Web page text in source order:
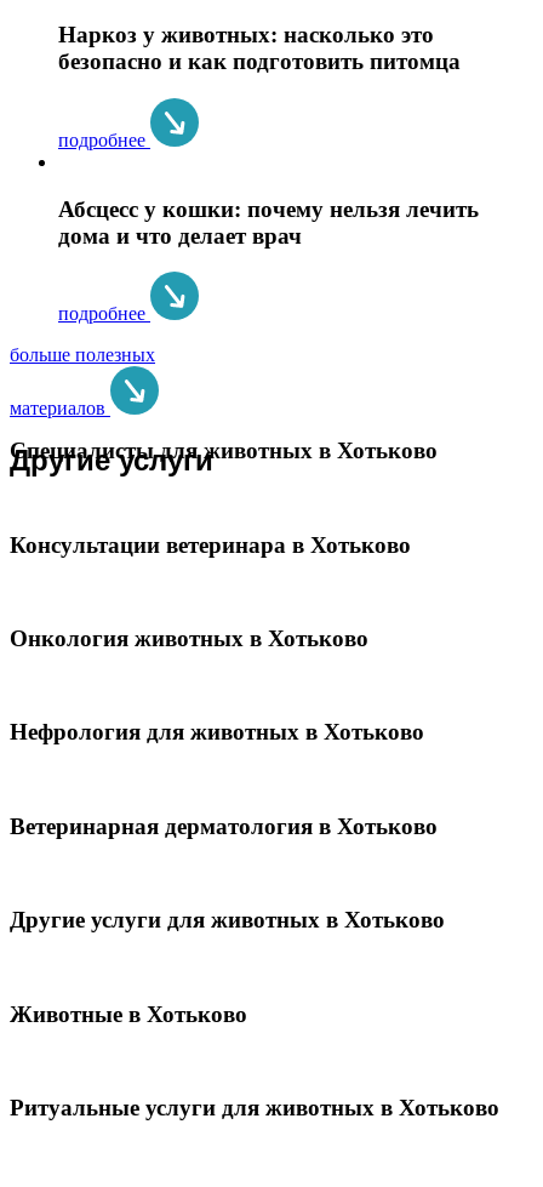
Наркоз у животных: насколько это
безопасно и как подготовить питомца
подробнее
Абсцесс у кошки: почему нельзя лечить
дома и что делает врач
подробнее
больше полезных
материалов
Другие услуги
Специалисты для животных в Хотьково
Консультации ветеринара в Хотьково
Онкология животных в Хотьково
Нефрология для животных в Хотьково
Ветеринарная дерматология в Хотьково
Другие услуги для животных в Хотьково
Животные в Хотьково
Ритуальные услуги для животных в Хотьково